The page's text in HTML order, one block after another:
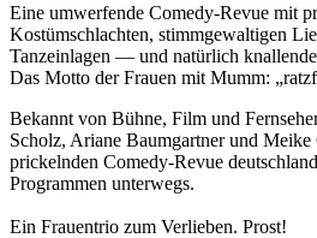
Eine umwerfende Comedy-Revue mit
Kostümschlachten, stimmgewaltigen
Tanzeinlagen — und natürlich
Das Motto der Frauen mit Mumm:
Bekannt von Bühne, Film und
Scholz, Ariane Baumgartner und Meike
prickelnden Comedy-Revue
Programmen unterwegs.
Ein Frauentrio zum Verlieben. Prost!